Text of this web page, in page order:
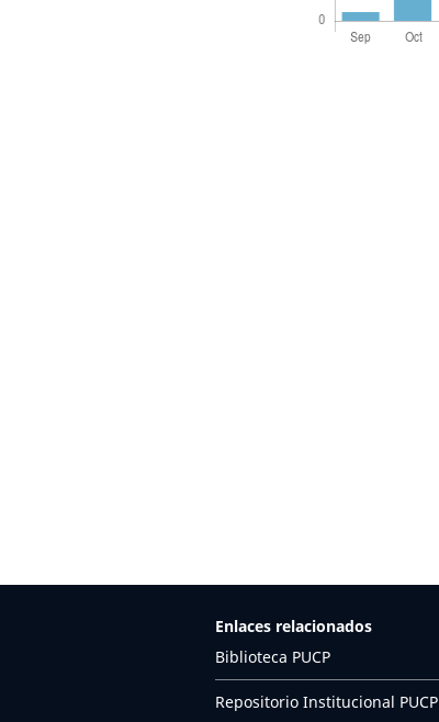
Enlaces relacionados
Biblioteca PUCP
Repositorio Institucional PUCP